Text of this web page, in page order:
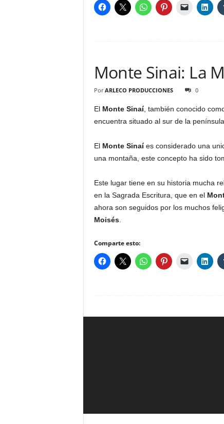
Monte Sinai: La
Por ARLECO PRODUCCIONES 0
El Monte Sinaí, también conocido
encuentra situado al sur de la
El Monte Sinaíes considerado una
una montaña, este concepto ha sido
Este lugar tiene en su historia mucha
en la Sagrada Escritura, que en el
ahora son seguidos por los muchos
Moisés.
Comparte esto: